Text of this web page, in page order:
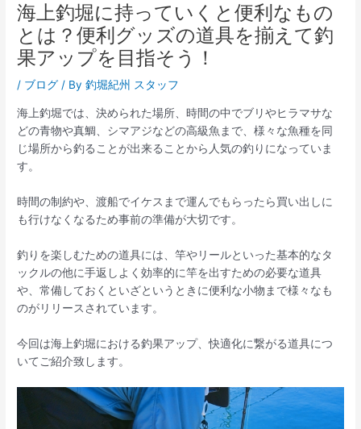
海上釣堀に持っていくと便利なもの
とは？便利グッズの道具を揃えて釣
果アップを目指そう！
/ ブログ / By釣堀紀州 スタッフ
海上釣堀では、決められた場所、時間の中でブリやヒラマサな
どの青物や真鯛、シマアジなどの高級魚まで、様々な魚種を同
じ場所から釣ることが出来ることから人気の釣りになっていま
す。
時間の制約や、渡船でイケスまで運んでもらったら買い出しに
も行けなくなるため事前の準備が大切です。
釣りを楽しむための道具には、竿やリールといった基本的なタ
ックルの他に手返しよく効率的に竿を出すための必要な道具
や、常備しておくといざというときに便利な小物まで様々なも
のがリリースされています。
今回は海上釣堀における釣果アップ、快適化に繋がる道具につ
いてご紹介致します。